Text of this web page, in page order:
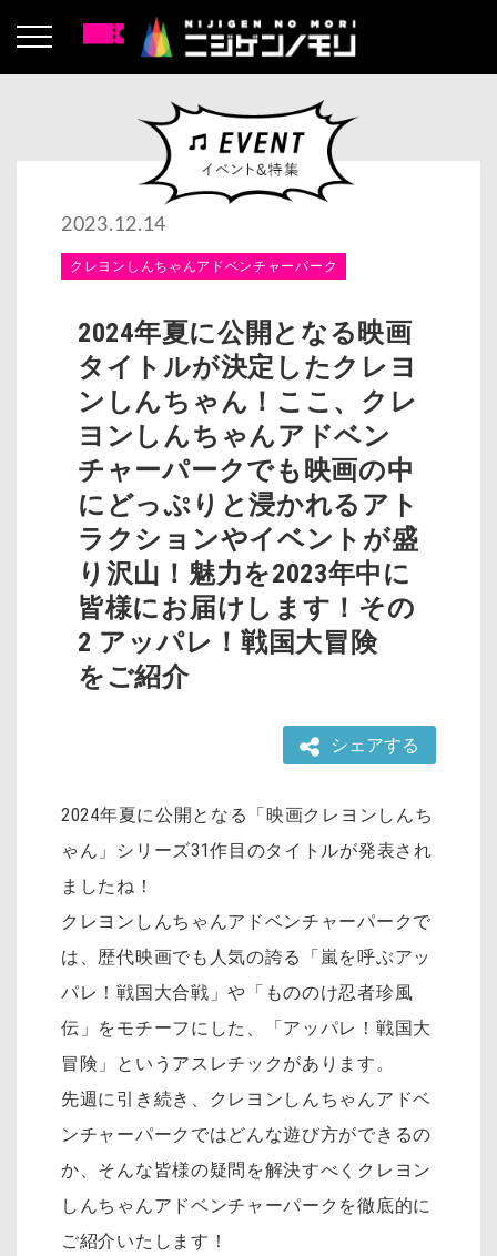
2023.12.14
クレヨンしんちゃんアドベンチャーパーク
2024年夏に公開となる映画
タイトルが決定したクレヨ
ンしんちゃん！ここ、クレ
ヨンしんちゃんアドベン
チャーパークでも映画の中
にどっぷりと浸かれるアト
ラクションやイベントが盛
り沢山！魅力を2023年中に
皆様にお届けします！その
2 アッパレ！戦国大冒険
をご紹介
シェアする
2024年夏に公開となる「映画クレヨンしんち
ゃん」シリーズ31作目のタイトルが発表され
ましたね！
クレヨンしんちゃんアドベンチャーパークで
は、歴代映画でも人気の誇る「嵐を呼ぶアッ
パレ！戦国大合戦」や「もののけ忍者珍風
伝」をモチーフにした、「アッパレ！戦国大
冒険」というアスレチックがあります。
先週に引き続き、クレヨンしんちゃんアドベ
ンチャーパークではどんな遊び方ができるの
か、そんな皆様の疑問を解決すべくクレヨン
しんちゃんアドベンチャーパークを徹底的に
ご紹介いたします！